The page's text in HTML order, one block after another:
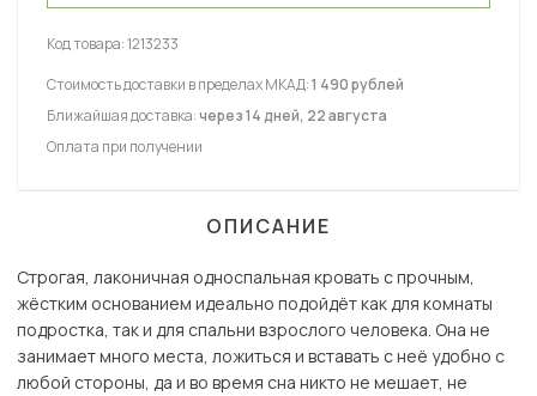
Код товара:1213233
Стоимость доставки в пределах МКАД:1 490 рублей
Ближайшая доставка:через 14 дней, 22 августа
Оплата при получении
ОПИСАНИЕ
Строгая, лаконичная односпальная кровать с прочным,
жёстким основанием идеально подойдёт как для комнаты
подростка, так и для спальни взрослого человека. Она не
занимает много места, ложиться и вставать с неё удобно с
любой стороны, да и во время сна никто не мешает, не